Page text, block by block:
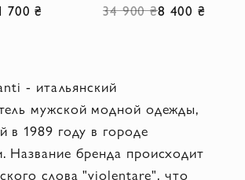
700 ₴ 34 900 ₴8 400 ₴
- итальянский
мужской модной одежды,
в 1989 году в городе
Название бренда происходит
слова "violentare", что